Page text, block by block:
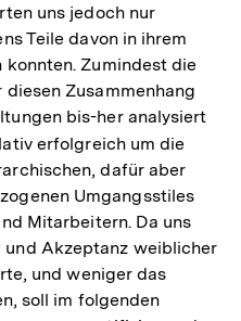
uns jedoch nur
Teile davon in ihrem
Zumindest die
Zusammenhang
bis-her analysiert
erfolgreich um die
dafür aber
Umgangsstiles
Mitarbeitern. Da uns
Akzeptanz weiblicher
und weniger das
soll im folgenden